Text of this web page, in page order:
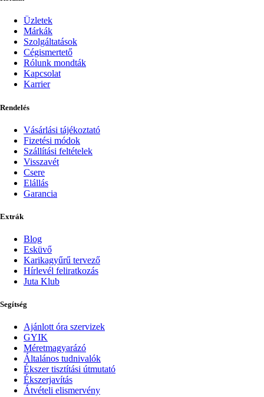
Üzletek
Márkák
Szolgáltatások
Cégismertető
Rólunk mondták
Kapcsolat
Karrier
Rendelés
Vásárlási tájékoztató
Fizetési módok
Szállítási feltételek
Visszavét
Csere
Elállás
Garancia
Extrák
Blog
Esküvő
Karikagyűrű tervező
Hírlevél feliratkozás
Juta Klub
Segítség
Ajánlott óra szervizek
GYIK
Méretmagyarázó
Általános tudnivalók
Ékszer tisztítási útmutató
Ékszerjavítás
Átvételi elismervény